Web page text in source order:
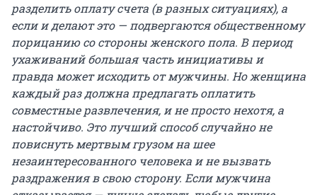
разделить оплату счета (в разных ситуациях), а
если и делают это — подвергаются общественному
порицанию со стороны женского пола. В период
ухаживаний большая часть инициативы и
правда может исходить от мужчины. Но женщина
каждый раз должна предлагать оплатить
совместные развлечения, и не просто нехотя, а
настойчиво. Это лучший способ случайно не
повиснуть мертвым грузом на шее
незаинтересованного человека и не вызвать
раздражения в свою сторону. Если мужчина